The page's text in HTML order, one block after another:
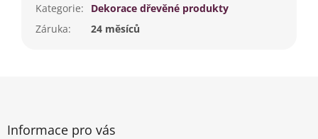
Kategorie:
Dekorace dřevěné produkty
Záruka: 24 měsíců
Informace pro vás